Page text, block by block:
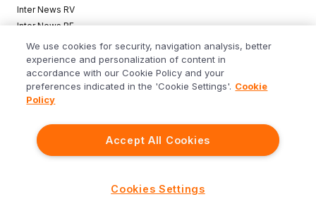
Siga o Inter
Inter News RV
Inter News RF
Top Funds
Baixe o app
We use cookies for security, navigation analysis, better
experience and personalization of content in
accordance with our Cookie Policy and your
preferences indicated in the 'Cookie Settings'. Cookie
Policy
Accept All Cookies
Cookies Settings